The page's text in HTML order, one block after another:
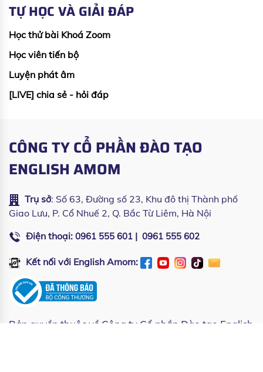
TỰ HỌC VÀ GIẢI ĐÁP
Học thử bài Khoá Zoom
Học viên tiến bộ
Luyện phát âm
[LIVE] chia sẻ - hỏi đáp
CÔNG TY CỔ PHẦN ĐÀO TẠO
ENGLISH AMOM
Trụ sở: Số 63, Đường số 23, Khu đô thị Thành phố
Giao Lưu, P. Cổ Nhuế 2, Q. Bắc Từ Liêm, Hà Nội
Điện thoại: 0961 555 601 | 0961 555 602
Kết nối với English Amom:
Bản quyền thuộc về Công ty Cổ phần Đào tạo English